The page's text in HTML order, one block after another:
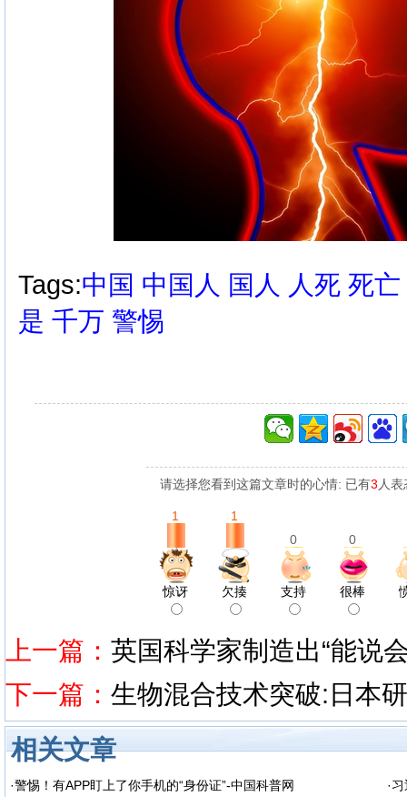
Tags:中国 中国人 国人 人死 死亡
是 千万 警惕
请选择您看到这篇文章时的心情: 已有3 人
1
1
0
0
惊讶 欠揍 支持 很棒
上一篇： 英国科学家制造出“能说
下一篇： 生物混合技术突破:日本
相关文章
·警惕！有APP盯上了你手机的“身份证”-中国科普网 ·